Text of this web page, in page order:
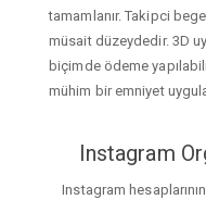
tamamlanır. Takipci
müsait düzeydedir. 3D
biçimde ödeme
mühim bir emniyet
Instagram
Instagram